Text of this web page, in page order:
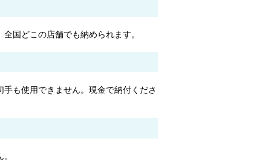
全国どこの店舗でも納められます。
も使用できません。現金で納付くださ